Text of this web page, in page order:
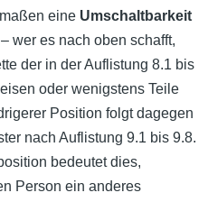
eine Umschaltbarkeit
wer es nach oben schafft,
der in der Auflistung 8.1 bis
oder wenigstens Teile
Position folgt dagegen
nach Auflistung 9.1 bis 9.8.
bedeutet dies,
Person ein anderes